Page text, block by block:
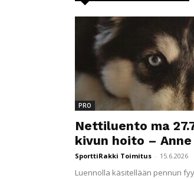
PRO
Nettiluento ma
kivun hoito –
SporttiRakki Toimitus - 15.6.2026
Luennolla käsitellään pennun